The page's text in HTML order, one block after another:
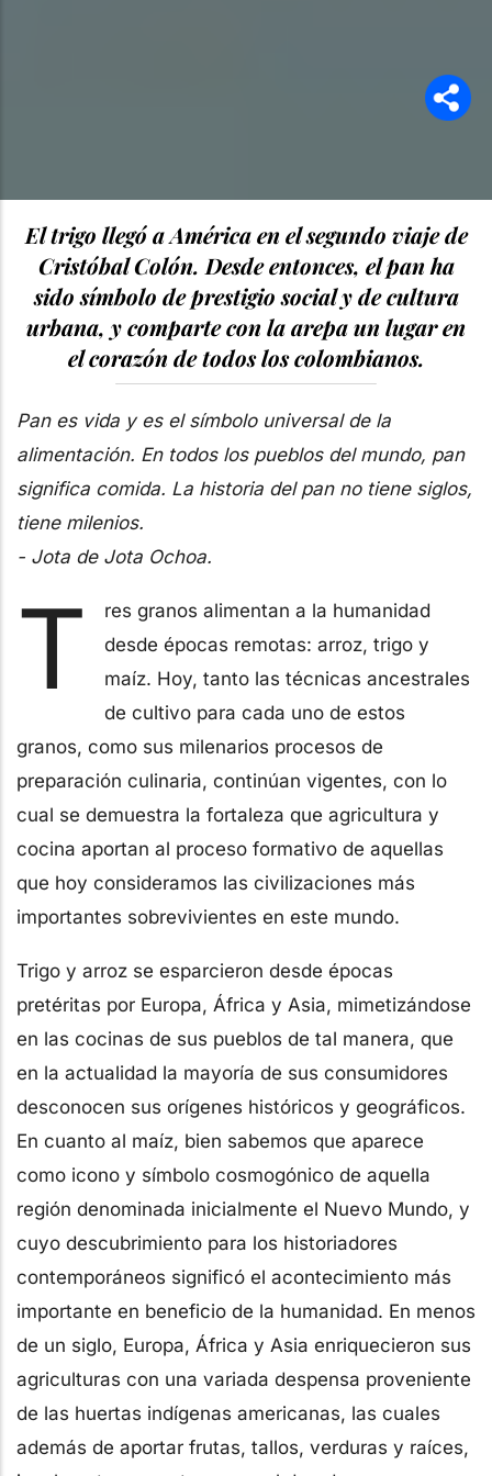
El trigo llegó a América en el segundo viaje de
Cristóbal Colón. Desde entonces, el pan ha
sido símbolo de prestigio social y de cultura
urbana, y comparte con la arepa un lugar en
el corazón de todos los colombianos.
Pan es vida y es el símbolo universal de la
alimentación. En todos los pueblos del mundo, pan
significa comida. La historia del pan no tiene siglos,
tiene milenios.
- Jota de Jota Ochoa.
T
res granos alimentan a la humanidad
desde épocas remotas: arroz, trigo y
maíz. Hoy, tanto las técnicas ancestrales
de cultivo para cada uno de estos
granos, como sus milenarios procesos de
preparación culinaria, continúan vigentes, con lo
cual se demuestra la fortaleza que agricultura y
cocina aportan al proceso formativo de aquellas
que hoy consideramos las civilizaciones más
importantes sobrevivientes en este mundo.
Trigo y arroz se esparcieron desde épocas
pretéritas por Europa, África y Asia, mimetizándose
en las cocinas de sus pueblos de tal manera, que
en la actualidad la mayoría de sus consumidores
desconocen sus orígenes históricos y geográficos.
En cuanto al maíz, bien sabemos que aparece
como icono y símbolo cosmogónico de aquella
región denominada inicialmente el Nuevo Mundo, y
cuyo descubrimiento para los historiadores
contemporáneos significó el acontecimiento más
importante en beneficio de la humanidad. En menos
de un siglo, Europa, África y Asia enriquecieron sus
agriculturas con una variada despensa proveniente
de las huertas indígenas americanas, las cuales
además de aportar frutas, tallos, verduras y raíces,